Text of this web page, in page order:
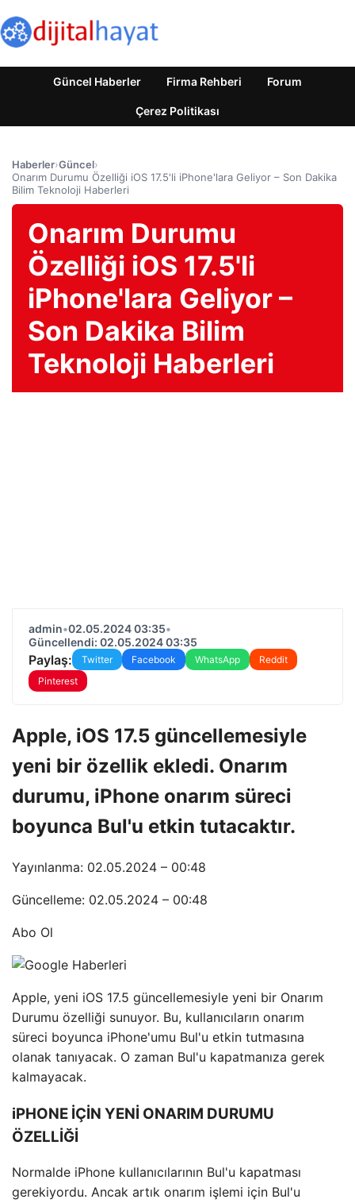
Güncel Haberler Firma Rehberi Forum
Çerez Politikası
Haberler›Güncel›
Onarım Durumu Özelliği iOS 17.5'li iPhone'lara Geliyor – Son Dakika
Bilim Teknoloji Haberleri
Onarım Durumu
Özelliği iOS 17.5'li
iPhone'lara Geliyor –
Son Dakika Bilim
Teknoloji Haberleri
admin•02.05.2024 03:35•
Güncellendi: 02.05.2024 03:35
Paylaş: Twitter Facebook WhatsApp
Reddit
Pinterest
Apple, iOS 17.5 güncellemesiyle
yeni bir özellik ekledi. Onarım
durumu, iPhone onarım süreci
boyunca Bul'u etkin tutacaktır.
Yayınlanma: 02.05.2024 – 00:48
Güncelleme: 02.05.2024 – 00:48
Abo Ol
Apple, yeni iOS 17.5 güncellemesiyle yeni bir Onarım
Durumu özelliği sunuyor. Bu, kullanıcıların onarım
süreci boyunca iPhone'umu Bul'u etkin tutmasına
olanak tanıyacak. O zaman Bul'u kapatmanıza gerek
kalmayacak.
iPHONE İÇİN YENİ ONARIM DURUMU
ÖZELLİĞİ
Normalde iPhone kullanıcılarının Bul'u kapatması
gerekiyordu. Ancak artık onarım işlemi için Bul'u